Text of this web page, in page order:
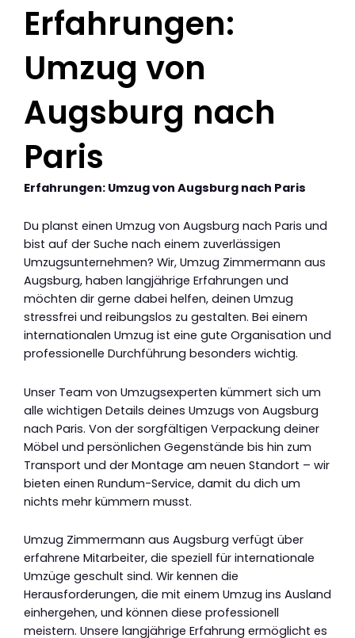
Erfahrungen:
Umzug von
Augsburg nach
Paris
Erfahrungen: Umzug von Augsburg nach Paris
Du planst einen Umzug von Augsburg nach Paris und
bist auf der Suche nach einem zuverlässigen
Umzugsunternehmen? Wir, Umzug Zimmermann aus
Augsburg, haben langjährige Erfahrungen und
möchten dir gerne dabei helfen, deinen Umzug
stressfrei und reibungslos zu gestalten. Bei einem
internationalen Umzug ist eine gute Organisation und
professionelle Durchführung besonders wichtig.
Unser Team von Umzugsexperten kümmert sich um
alle wichtigen Details deines Umzugs von Augsburg
nach Paris. Von der sorgfältigen Verpackung deiner
Möbel und persönlichen Gegenstände bis hin zum
Transport und der Montage am neuen Standort – wir
bieten einen Rundum-Service, damit du dich um
nichts mehr kümmern musst.
Umzug Zimmermann aus Augsburg verfügt über
erfahrene Mitarbeiter, die speziell für internationale
Umzüge geschult sind. Wir kennen die
Herausforderungen, die mit einem Umzug ins Ausland
einhergehen, und können diese professionell
meistern. Unsere langjährige Erfahrung ermöglicht es